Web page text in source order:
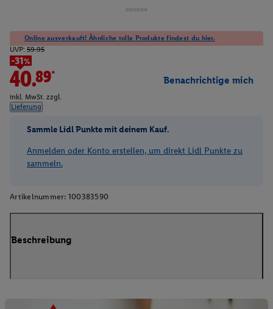
Online ausverkauft! Ähnliche tolle Produkte findest du hier.
UVP: 59.95
-31%
40.89*
inkl. MwSt. zzgl.
Lieferung
Benachrichtige mich
Sammle Lidl Punkte mit deinem Kauf.
Anmelden oder Konto erstellen, um direkt Lidl Punkte zu
sammeln.
Artikelnummer: 100383590
Beschreibung